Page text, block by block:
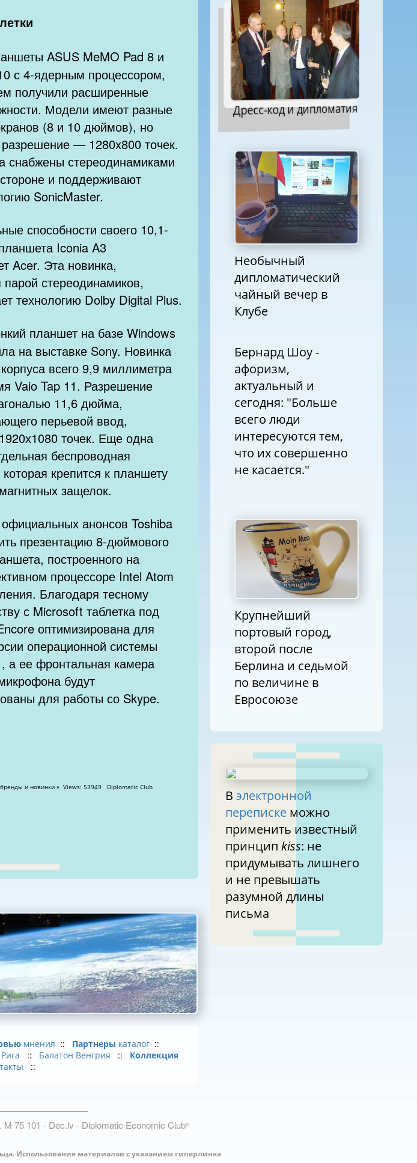
ASUS MeMO Pad 8 и
с 4-ядерным процессором,
получили расширенные
Модели имеют разные
(8 и 10 дюймов), но
— 1280x800 точек.
снабжены стереодинамиками
и поддерживают
SonicMaster.
способности своего 10,1-
Iconia A3
Acer. Эта новинка,
стереодинамиков,
технологию Dolby Digital Plus.
планшет на базе Windows
на выставке Sony. Новинка
всего 9,9 миллиметра
Vaio Tap 11. Разрешение
11,6 дюйма,
перьевой ввод,
точек. Еще одна
беспроводная
крепится к планшету
защелок.
анонсов Toshiba
презентацию 8-дюймового
построенного на
процессоре Intel Atom
Благодаря тесному
с Microsoft таблетка под
оптимизирована для
операционной системы
а ее фронтальная камера
будут
для работы со Skype.
Дайджест » Мировые бренды и новинки » Views: 53949 Diplomatic Club
мнения :: Партнеры каталог ::
:: Балатон Венгрия :: Коллекция
::
Дресс-код и дипломатия
Необычный
дипломатический
чайный вечер в
Клубе
Бернард Шоу -
афоризм,
актуальный и
сегодня: "Больше
всего люди
интересуются тем,
что их совершенно
не касается."
Крупнейший
портовый город,
второй после
Берлина и седьмой
по величине в
Евросоюзе
В электронной
перепискеможно
применить известный
принцип kiss: не
придумывать лишнего
и не превышать
разумной длины
письма
M 75 101 - Dec.lv - Diplomatic Economic Club®
Использование материалов с указанием гиперлинка